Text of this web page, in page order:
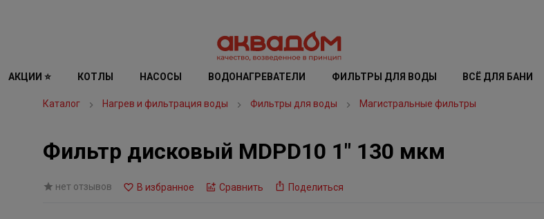
АКЦИИ ⭐ КОТЛЫ НАСОСЫ ВОДОНАГРЕВАТЕЛИ ФИЛЬТРЫ ДЛЯ ВОДЫ ВСЁ ДЛЯ БАНИ
Каталог Нагрев и фильтрация воды Фильтры для воды Магистральные фильтры
Фильтр дисковый MDPD10 1" 130 мкм
нет отзывов В избранное Сравнить Поделиться